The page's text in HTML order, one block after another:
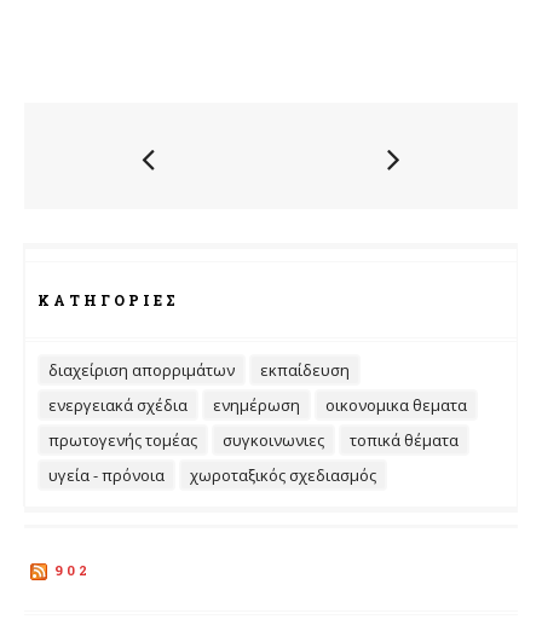
ΚΑΤΗΓΟΡΊΕΣ
διαχείριση απορριμάτων
εκπαίδευση
ενεργειακά σχέδια
ενημέρωση
οικονομικα θεματα
πρωτογενής τομέας
συγκοινωνιες
τοπικά θέματα
υγεία - πρόνοια
χωροταξικός σχεδιασμός
902